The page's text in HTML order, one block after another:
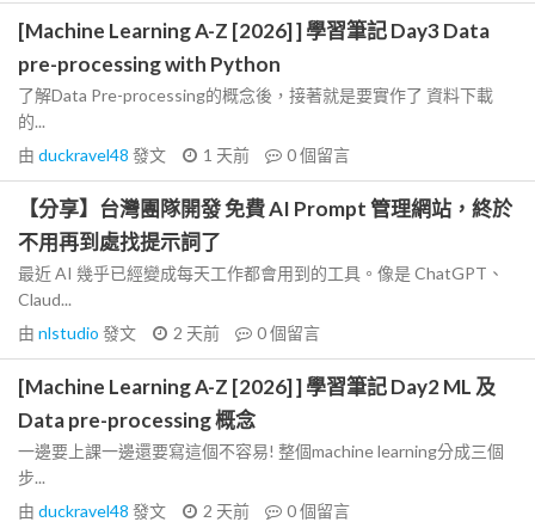
[Machine Learning A-Z [2026] ] 學習筆記 Day3 Data
pre-processing with Python
了解Data Pre-processing的概念後，接著就是要實作了 資料下載
的...
由 duckravel48 發文 1 天前 0個留言
【分享】台灣團隊開發 免費 AI Prompt 管理網站，終於
不用再到處找提示詞了
最近 AI 幾乎已經變成每天工作都會用到的工具。像是 ChatGPT、
Claud...
由 nlstudio 發文 2 天前 0個留言
[Machine Learning A-Z [2026] ] 學習筆記 Day2 ML 及
Data pre-processing 概念
一邊要上課一邊還要寫這個不容易! 整個machine learning分成三個
步...
由 duckravel48 發文 2 天前 0個留言